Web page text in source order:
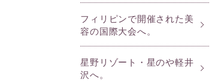
フィリピンで開催された美
容の国際大会へ。
星野リゾート・星のや軽井
沢へ。